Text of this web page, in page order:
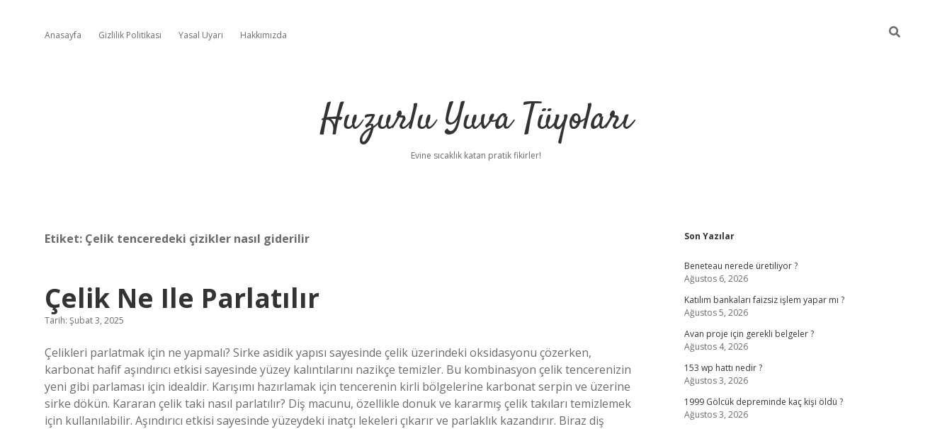
Anasayfa Gizlilik Politikası Yasal Uyarı Hakkımızda
Huzurlu Yuva Tüyoları
Evine sıcaklık katan pratik fikirler!
Etiket: Çelik tenceredeki çizikler nasıl giderilir
Çelik Ne Ile Parlatılır
Tarih: Şubat 3, 2025
Çelikleri parlatmak için ne yapmalı? Sirke asidik yapısı sayesinde çelik üzerindeki oksidasyonu çözerken,
karbonat hafif aşındırıcı etkisi sayesinde yüzey kalıntılarını nazikçe temizler. Bu kombinasyon çelik tencerenizin
yeni gibi parlaması için idealdir. Karışımı hazırlamak için tencerenin kirli bölgelerine karbonat serpin ve üzerine
sirke dökün. Kararan çelik taki nasıl parlatılır? Diş macunu, özellikle donuk ve kararmış çelik takıları temizlemek
için kullanılabilir. Aşındırıcı etkisi sayesinde yüzeydeki inatçı lekeleri çıkarır ve parlaklık kazandırır. Biraz diş
Sidebar
Son Yazılar
Beneteau nerede üretiliyor ?
Ağustos 6, 2026
Katılım bankaları faizsiz işlem yapar mı ?
Ağustos 5, 2026
Avan proje için gerekli belgeler ?
Ağustos 4, 2026
153 wp hattı nedir ?
Ağustos 3, 2026
1999 Gölcük depreminde kaç kişi öldü ?
Ağustos 3, 2026